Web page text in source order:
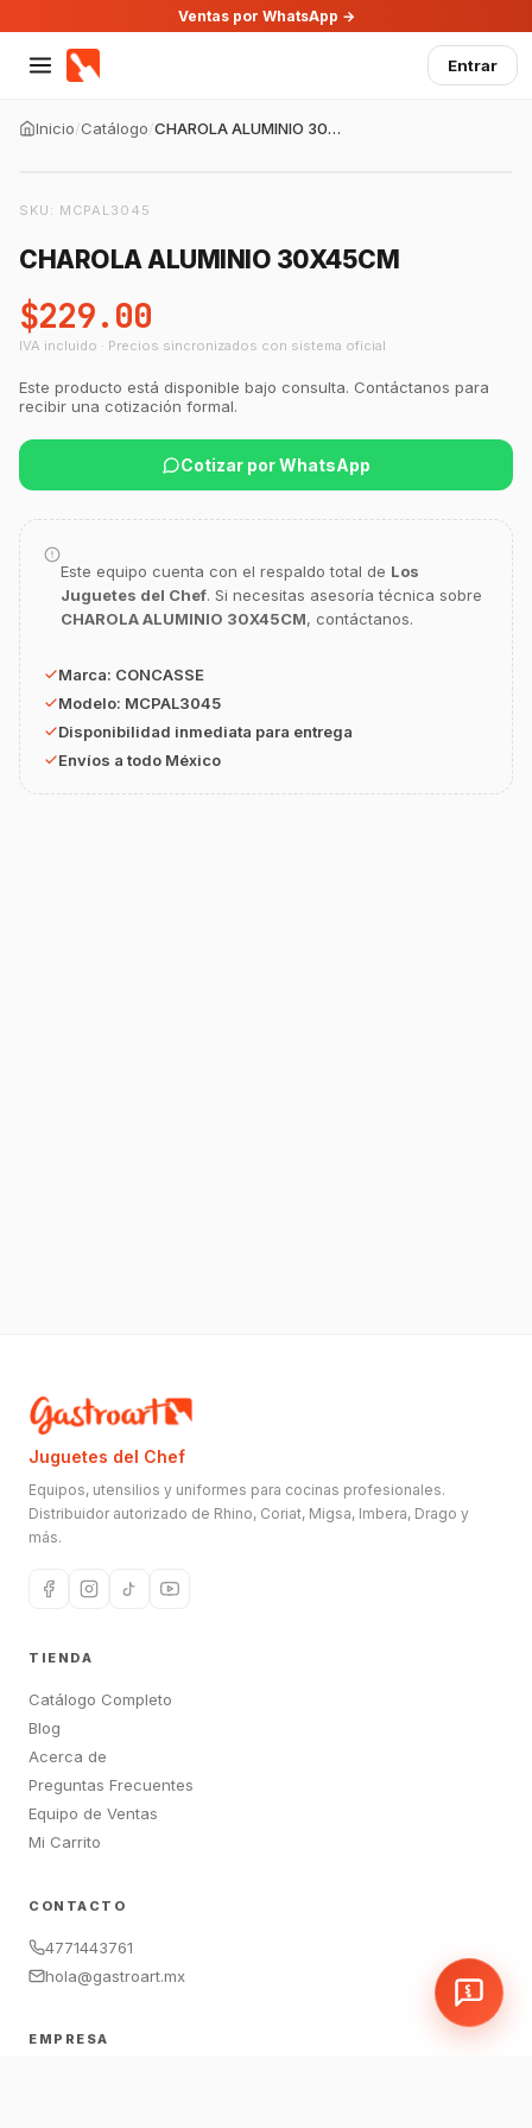
Ventas por WhatsApp →
Entrar
Inicio/Catálogo/ CHAROLA ALUMINIO 30X45CM
SKU: MCPAL3045
CHAROLA ALUMINIO 30X45CM
$229.00
IVA incluido · Precios sincronizados con sistema oficial
Este producto está disponible bajo consulta. Contáctanos para
recibir una cotización formal.
Cotizar por WhatsApp
Este equipo cuenta con el respaldo total de Los
Juguetes del Chef. Si necesitas asesoría técnica sobre
CHAROLA ALUMINIO 30X45CM, contáctanos.
Marca: CONCASSE
Modelo: MCPAL3045
Disponibilidad inmediata para entrega
Envíos a todo México
Asesor Chef Online
¡Hola Chef! 🍳 Soy GastroBot, tu asesor
¿En qué te puedo apoyar hoy con tu
Buscar estufas industriales
Ver uniformes y filipinas
Ver sucursales y contacto
Juguetes del Chef
Equipos, utensilios y uniformes para cocinas profesionales.
Distribuidor autorizado de Rhino, Coriat, Migsa, Imbera, Drago y
más.
TIENDA
Catálogo Completo
Blog
Acerca de
Preguntas Frecuentes
Equipo de Ventas
Mi Carrito
CONTACTO
4771443761
hola@gastroart.mx
EMPRESA